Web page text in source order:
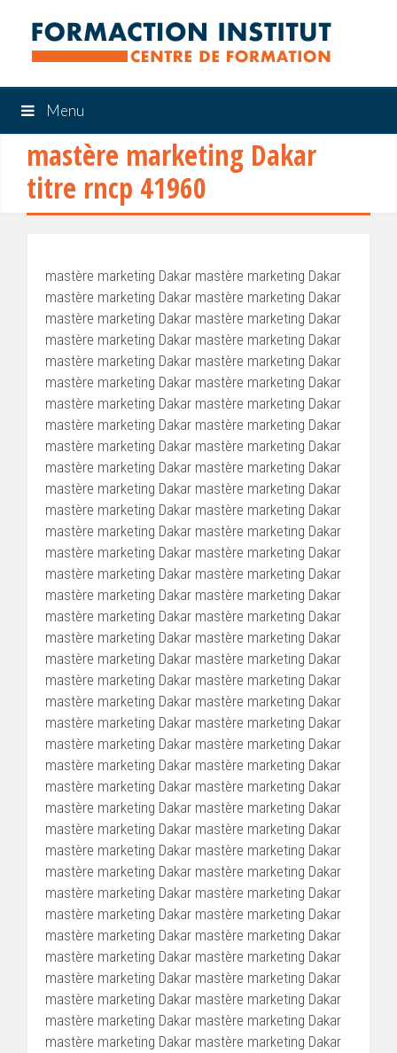
Menu
mastère marketing Dakar
titre rncp 41960
mastère marketing Dakar mastère marketing Dakar
mastère marketing Dakar mastère marketing Dakar
mastère marketing Dakar mastère marketing Dakar
mastère marketing Dakar mastère marketing Dakar
mastère marketing Dakar mastère marketing Dakar
mastère marketing Dakar mastère marketing Dakar
mastère marketing Dakar mastère marketing Dakar
mastère marketing Dakar mastère marketing Dakar
mastère marketing Dakar mastère marketing Dakar
mastère marketing Dakar mastère marketing Dakar
mastère marketing Dakar mastère marketing Dakar
mastère marketing Dakar mastère marketing Dakar
mastère marketing Dakar mastère marketing Dakar
mastère marketing Dakar mastère marketing Dakar
mastère marketing Dakar mastère marketing Dakar
mastère marketing Dakar mastère marketing Dakar
mastère marketing Dakar mastère marketing Dakar
mastère marketing Dakar mastère marketing Dakar
mastère marketing Dakar mastère marketing Dakar
mastère marketing Dakar mastère marketing Dakar
mastère marketing Dakar mastère marketing Dakar
mastère marketing Dakar mastère marketing Dakar
mastère marketing Dakar mastère marketing Dakar
mastère marketing Dakar mastère marketing Dakar
mastère marketing Dakar mastère marketing Dakar
mastère marketing Dakar mastère marketing Dakar
mastère marketing Dakar mastère marketing Dakar
mastère marketing Dakar mastère marketing Dakar
mastère marketing Dakar mastère marketing Dakar
mastère marketing Dakar mastère marketing Dakar
mastère marketing Dakar mastère marketing Dakar
mastère marketing Dakar mastère marketing Dakar
mastère marketing Dakar mastère marketing Dakar
mastère marketing Dakar mastère marketing Dakar
mastère marketing Dakar mastère marketing Dakar
mastère marketing Dakar mastère marketing Dakar
mastère marketing Dakar mastère marketing Dakar